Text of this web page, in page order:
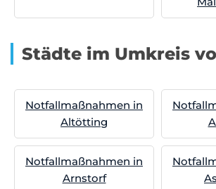
Städte im Umkreis
Notfallmaßnahmen in
Altötting
Notfallmaßnahmen in
Arnstorf